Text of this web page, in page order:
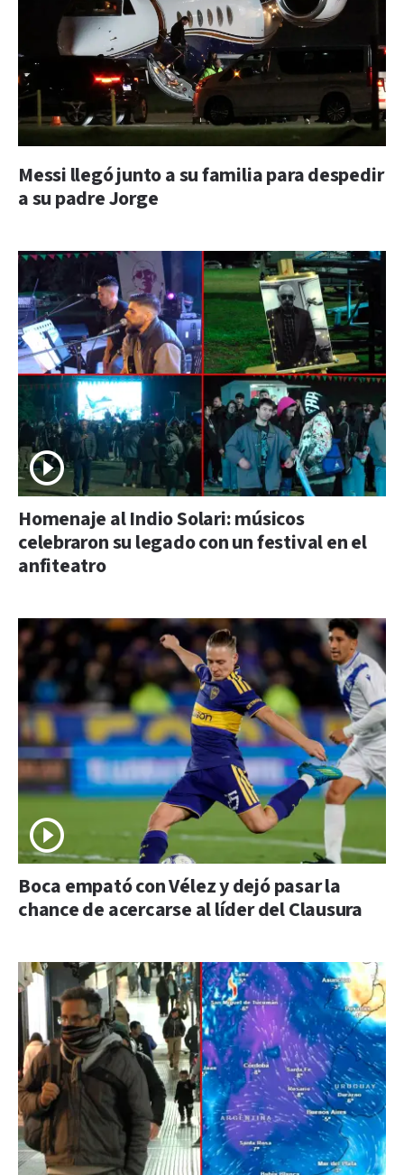
Messi llegó junto a su familia para despedir
a su padre Jorge
Homenaje al Indio Solari: músicos
celebraron su legado con un festival en el
anfiteatro
Boca empató con Vélez y dejó pasar la
chance de acercarse al líder del Clausura